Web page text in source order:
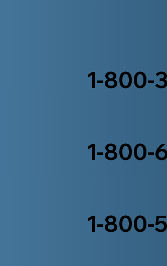
1-800-
1-800-
1-800-